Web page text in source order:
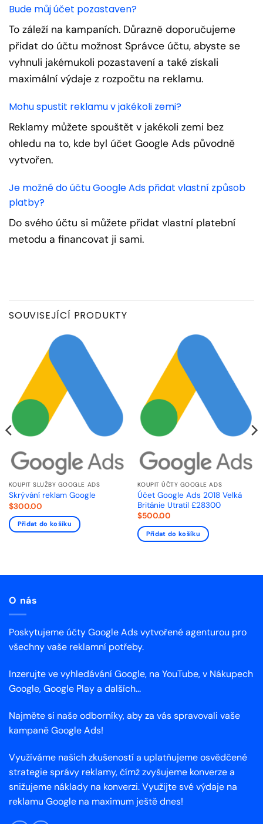
Bude můj účet pozastaven?
To záleží na kampaních. Důrazně doporučujeme
přidat do účtu možnost Správce účtu, abyste se
vyhnuli jakémukoli pozastavení a také získali
maximální výdaje z rozpočtu na reklamu.
Mohu spustit reklamu v jakékoli zemi?
Reklamy můžete spouštět v jakékoli zemi bez
ohledu na to, kde byl účet Google Ads původně
vytvořen.
Je možné do účtu Google Ads přidat vlastní způsob
platby?
Do svého účtu si můžete přidat vlastní platební
metodu a financovat ji sami.
SOUVISEJÍCÍ PRODUKTY
KOUPIT SLUŽBY GOOGLE ADS
Skrývání reklam Google
$300.00
Přidat do košíku
KOUPIT ÚČTY GOOGLE ADS
Účet Google Ads 2018 Velká
Británie Utratil £28300
$500.00
Přidat do košíku
O nás
Poskytujeme účty Google Ads vytvořené agenturou pro
všechny vaše reklamní potřeby.
Inzerujte ve vyhledávání Google, na YouTube, v Nákupech
Google, Google Play a dalších...
Najměte si naše odborníky, aby za vás spravovali vaše
kampaně Google Ads!
Využíváme našich zkušeností a uplatňujeme osvědčené
strategie správy reklamy, čímž zvyšujeme konverze a
snižujeme náklady na konverzi. Využijte své výdaje na
reklamu Google na maximum ještě dnes!